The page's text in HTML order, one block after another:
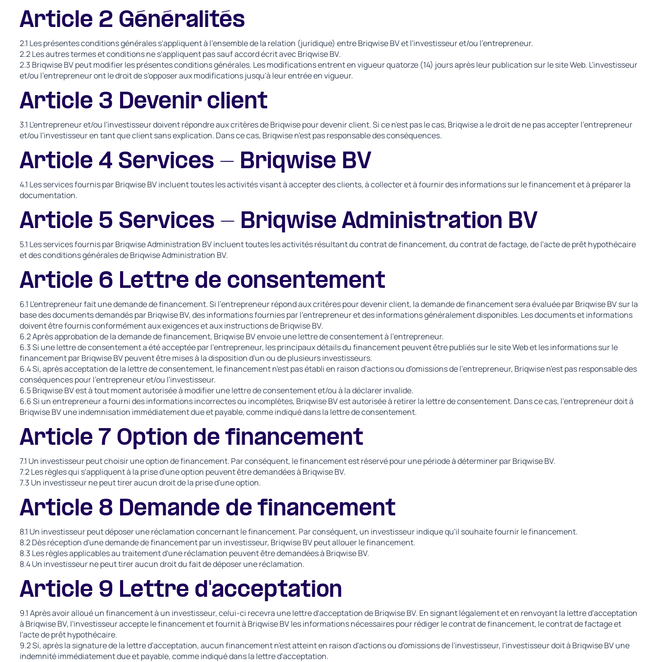
Article 2 Généralités
2.1 Les présentes conditions générales s'appliquent à l'ensemble de la relation (juridique) entre Briqwise BV et l'investisseur et/ou l'entrepreneur.
2.2 Les autres termes et conditions ne s'appliquent pas sauf accord écrit avec Briqwise BV.
2.3 Briqwise BV peut modifier les présentes conditions générales. Les modifications entrent en vigueur quatorze (14) jours après leur publication sur le site Web. L'investisseur
et/ou l'entrepreneur ont le droit de s'opposer aux modifications jusqu'à leur entrée en vigueur.
Article 3 Devenir client
3.1 L'entrepreneur et/ou l'investisseur doivent répondre aux critères de Briqwise pour devenir client. Si ce n'est pas le cas, Briqwise a le droit de ne pas accepter l'entrepreneur
et/ou l'investisseur en tant que client sans explication. Dans ce cas, Briqwise n'est pas responsable des conséquences.
Article 4 Services - Briqwise BV
4.1 Les services fournis par Briqwise BV incluent toutes les activités visant à accepter des clients, à collecter et à fournir des informations sur le financement et à préparer la
documentation.
Article 5 Services - Briqwise Administration BV
5.1 Les services fournis par Briqwise Administration BV incluent toutes les activités résultant du contrat de financement, du contrat de factage, de l'acte de prêt hypothécaire
et des conditions générales de Briqwise Administration BV.
Article 6 Lettre de consentement
6.1 L'entrepreneur fait une demande de financement. Si l'entrepreneur répond aux critères pour devenir client, la demande de financement sera évaluée par Briqwise BV sur la
base des documents demandés par Briqwise BV, des informations fournies par l'entrepreneur et des informations généralement disponibles. Les documents et informations
doivent être fournis conformément aux exigences et aux instructions de Briqwise BV.
6.2 Après approbation de la demande de financement, Briqwise BV envoie une lettre de consentement à l'entrepreneur.
6.3 Si une lettre de consentement a été acceptée par l'entrepreneur, les principaux détails du financement peuvent être publiés sur le site Web et les informations sur le
financement par Briqwise BV peuvent être mises à la disposition d'un ou de plusieurs investisseurs.
6.4 Si, après acceptation de la lettre de consentement, le financement n'est pas établi en raison d'actions ou d'omissions de l'entrepreneur, Briqwise n'est pas responsable des
conséquences pour l'entrepreneur et/ou l'investisseur.
6.5 Briqwise BV est à tout moment autorisée à modifier une lettre de consentement et/ou à la déclarer invalide.
6.6 Si un entrepreneur a fourni des informations incorrectes ou incomplètes, Briqwise BV est autorisée à retirer la lettre de consentement. Dans ce cas, l'entrepreneur doit à
Briqwise BV une indemnisation immédiatement due et payable, comme indiqué dans la lettre de consentement.
Article 7 Option de financement
7.1 Un investisseur peut choisir une option de financement. Par conséquent, le financement est réservé pour une période à déterminer par Briqwise BV.
7.2 Les règles qui s'appliquent à la prise d'une option peuvent être demandées à Briqwise BV.
7.3 Un investisseur ne peut tirer aucun droit de la prise d'une option.
Article 8 Demande de financement
8.1 Un investisseur peut déposer une réclamation concernant le financement. Par conséquent, un investisseur indique qu'il souhaite fournir le financement.
8.2 Dès réception d'une demande de financement par un investisseur, Briqwise BV peut allouer le financement.
8.3 Les règles applicables au traitement d'une réclamation peuvent être demandées à Briqwise BV.
8.4 Un investisseur ne peut tirer aucun droit du fait de déposer une réclamation.
Article 9 Lettre d'acceptation
9.1 Après avoir alloué un financement à un investisseur, celui-ci recevra une lettre d'acceptation de Briqwise BV. En signant légalement et en renvoyant la lettre d'acceptation
à Briqwise BV, l'investisseur accepte le financement et fournit à Briqwise BV les informations nécessaires pour rédiger le contrat de financement, le contrat de factage et
l'acte de prêt hypothécaire.
9.2 Si, après la signature de la lettre d'acceptation, aucun financement n'est atteint en raison d'actions ou d'omissions de l'investisseur, l'investisseur doit à Briqwise BV une
indemnité immédiatement due et payable, comme indiqué dans la lettre d'acceptation.